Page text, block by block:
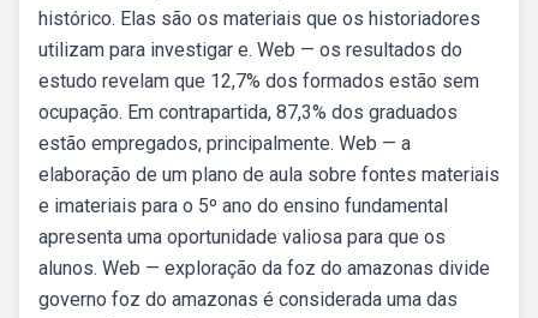
histórico. Elas são os materiais que os historiadores
utilizam para investigar e. Web — os resultados do
estudo revelam que 12,7% dos formados estão sem
ocupação. Em contrapartida, 87,3% dos graduados
estão empregados, principalmente. Web — a
elaboração de um plano de aula sobre fontes materiais
e imateriais para o 5º ano do ensino fundamental
apresenta uma oportunidade valiosa para que os
alunos. Web — exploração da foz do amazonas divide
governo foz do amazonas é considerada uma das